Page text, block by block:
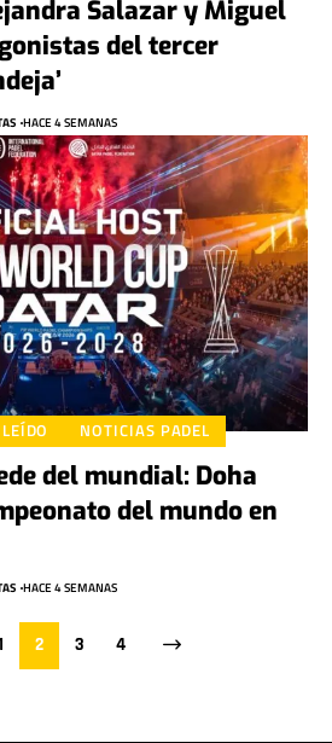
Salazar y Miguel
del tercer
HACE 4 SEMANAS
NOTICIAS PADEL
del mundial: Doha
del mundo en
HACE 4 SEMANAS
2 3 4